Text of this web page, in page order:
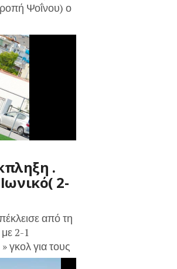
Ψοΐνου) ο
.
2-
από τη
2-1
γκολ για τους